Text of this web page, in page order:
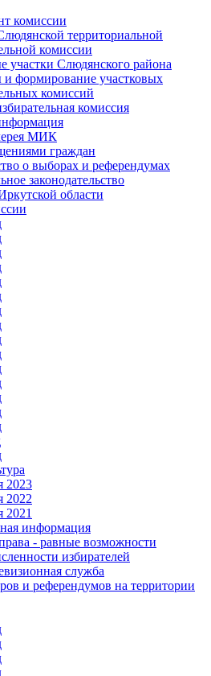
комиссии
территориальной
комиссии
участки Слюдянского района
и формирование участковых
комиссий
комиссия
МИК
граждан
о выборах и референдумах
законодательство
области
2023
2022
2021
информация
- равные возможности
избирателей
служба
и референдумов на территории